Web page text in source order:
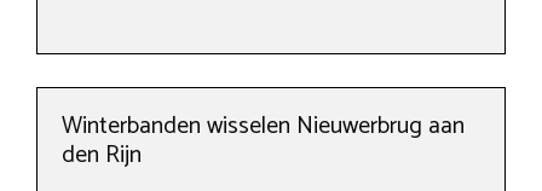
Winterbanden wisselen Nieuwerbrug aan
den Rijn